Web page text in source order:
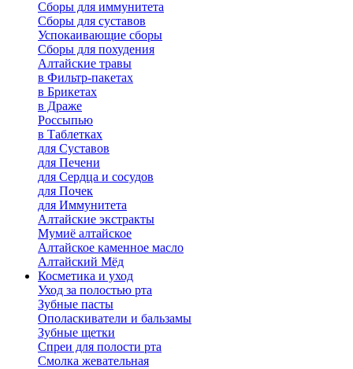
Сборы для иммунитета
Сборы для суставов
Успокаивающие сборы
Сборы для похудения
Алтайские травы
в Фильтр-пакетах
в Брикетах
в Драже
Россыпью
в Таблетках
для Cуставов
для Печени
для Сердца и сосудов
для Почек
для Иммунитета
Алтайские экстракты
Мумиё алтайское
Алтайское каменное масло
Алтайский Мёд
Косметика и уход
Уход за полостью рта
Зубные пасты
Ополаскиватели и бальзамы
Зубные щетки
Спреи для полости рта
Смолка жевательная